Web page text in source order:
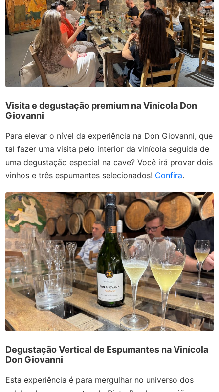
Visita e degustação premium na Vinícola Don
Giovanni
Para elevar o nível da experiência na Don Giovanni, que
tal fazer uma visita pelo interior da vinícola seguida de
uma degustação especial na cave? Você irá provar dois
vinhos e três espumantes selecionados! Confira.
Degustação Vertical de Espumantes na Vinícola
Don Giovanni
Esta experiência é para mergulhar no universo dos